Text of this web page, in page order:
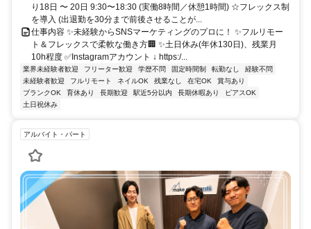
り18日 〜 20日 9:30〜18:30 (実働8時間／休憩1時間) ☆フレックス制
を導入 (出退勤を30分まで前後させることが...
仕事内容 ✨未経験からSNSマーケティングのプロに！ ✨フルリモー
ト＆フレックスで柔軟な働き方🏢 ✨土日休み(年休130日)、残業月
10h程度 ✅Instagramアカウント ↓ https:/...
業界未経験者歓迎 フリーター歓迎 学歴不問 固定時間制 転勤なし
経験不問
未経験者歓迎
フルリモート ネイルOK 残業なし 在宅OK
賞与あり
ブランクOK
育休あり 長期歓迎 駅近5分以内 長期休暇あり
ピアスOK
土日祝休み
アルバイト・パート